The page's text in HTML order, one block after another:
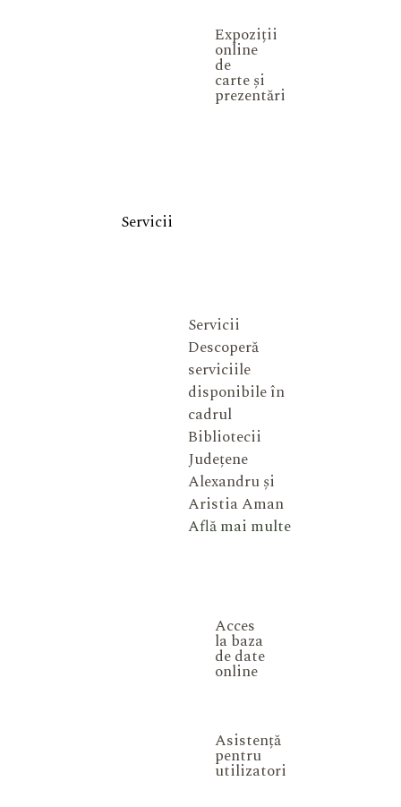
Expoziții
online
de
carte și
prezentări
Servicii
Servicii
Descoperă
serviciile
disponibile în
cadrul
Bibliotecii
Județene
Alexandru și
Aristia Aman
Află mai multe
Acces
la baza
de date
online
Asistență
pentru
utilizatori